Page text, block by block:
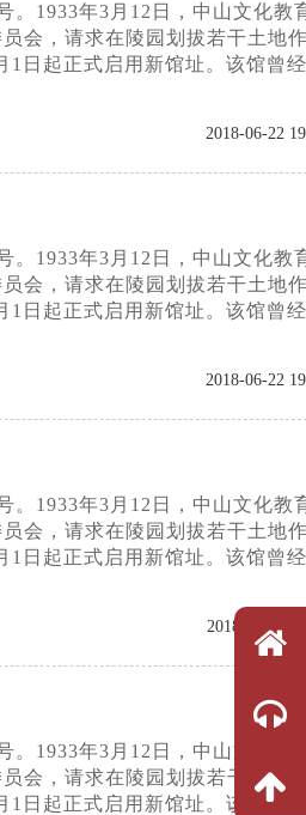
。1933年3月12日，中山文化教
会，请求在陵园划拔若干土地
1日起正式启用新馆址。该馆曾
2018-06-22
。1933年3月12日，中山文化教
会，请求在陵园划拔若干土地
1日起正式启用新馆址。该馆曾
2018-06-22
。1933年3月12日，中山文化教
会，请求在陵园划拔若干土地
1日起正式启用新馆址。该馆曾
2018-06-22
。1933年3月12日，中山文化教
会，请求在陵园划拔若干土地
1日起正式启用新馆址。该馆曾